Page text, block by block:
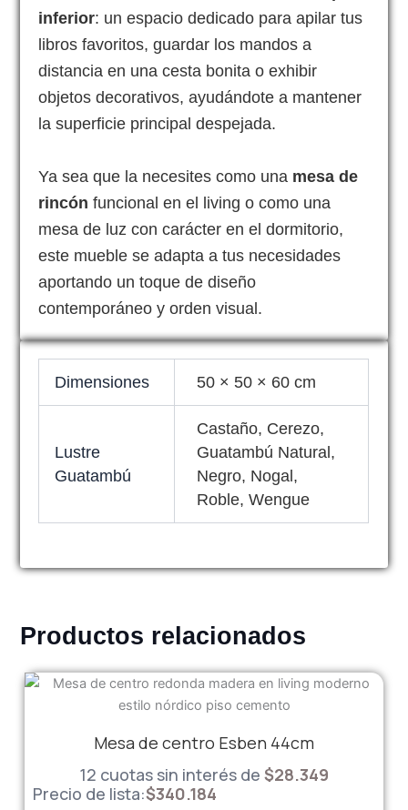
inferior: un espacio dedicado para apilar tus
libros favoritos, guardar los mandos a
distancia en una cesta bonita o exhibir
objetos decorativos, ayudándote a mantener
la superficie principal despejada.
Ya sea que la necesites como una mesa de
rincón funcional en el living o como una
mesa de luz con carácter en el dormitorio,
este mueble se adapta a tus necesidades
aportando un toque de diseño
contemporáneo y orden visual.
Dimensiones 50 × 50 × 60 cm
Lustre
Guatambú
Castaño, Cerezo,
Guatambú Natural,
Negro, Nogal,
Roble, Wengue
Productos relacionados
Mesa de centro Esben 44cm
12 cuotas sin interés de $28.349
Precio de lista:$340.184